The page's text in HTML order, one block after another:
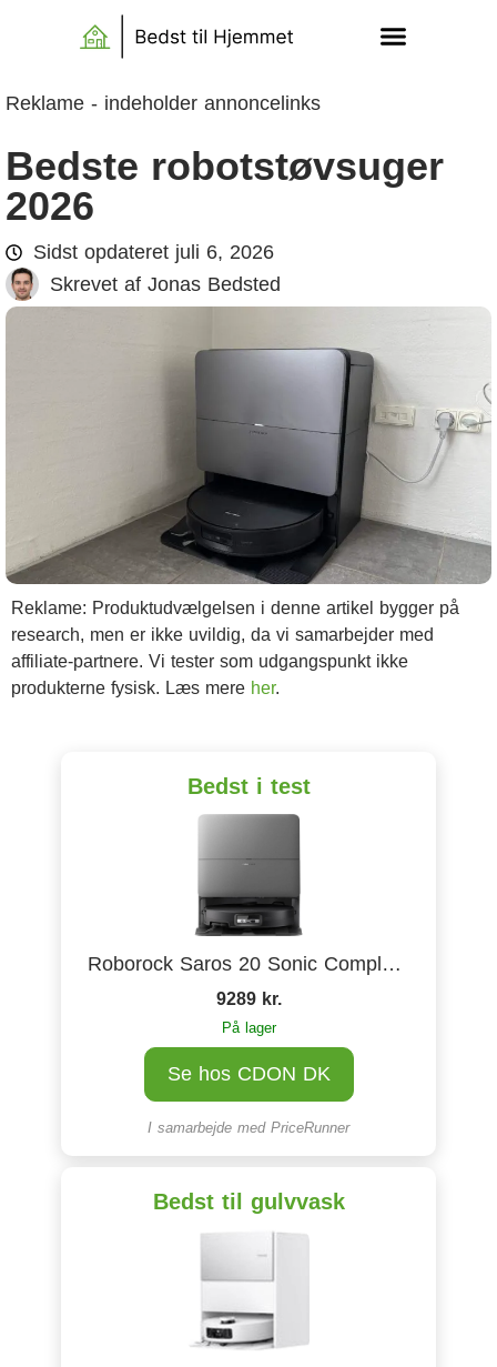
Reklame - indeholder annoncelinks
Bedste robotstøvsuger
2026
Sidst opdateret juli 6, 2026
Skrevet af Jonas Bedsted
Reklame: Produktudvælgelsen i denne artikel bygger på
research, men er ikke uvildig, da vi samarbejder med
affiliate-partnere. Vi tester som udgangspunkt ikke
produkterne fysisk. Læs mere her.
Bedst i test
Roborock Saros 20 Sonic Complete - Sort
9289 kr.
På lager
Se hos CDON DK
I samarbejde med PriceRunner
Bedst til gulvvask